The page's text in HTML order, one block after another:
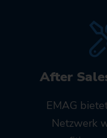
After
EMAG
Netzwerk